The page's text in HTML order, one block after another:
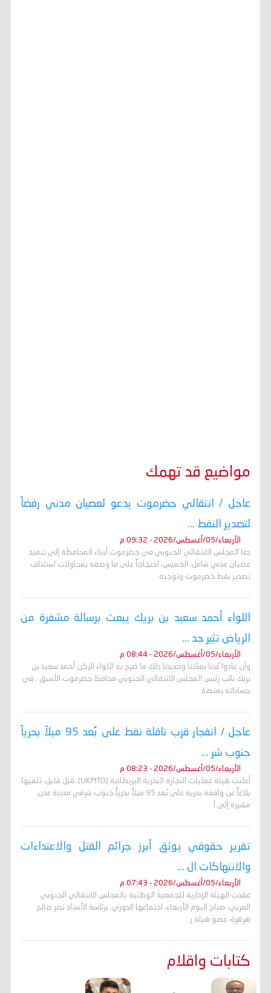
مواضيع قد تهمك
عاجل / انتقالي حضرموت يدعو لعصيان مدني رفضاً
لتصدير النفط ...
الأربعاء/05/أغسطس/2026 - 09:32 م
دعا المجلس الانتقالي الجنوبي في حضرموت أبناء المحافظة إلى تنفيذ
عصيان مدني شامل، الخميس، احتجاجاً على ما وصفه بمحاولات استئناف
تصدير نفط حضرموت وتوجيه
اللواء أحمد سعيد بن بريك يبعث برسالة مشفرة من
الرياض تثير جد ...
الأربعاء/05/أغسطس/2026 - 08:44 م
وأن عادوا عُدنا بعدّتنا وحديدنا ذلك ما صرح به اللواء الركن أحمد سعيد بن
بريك نائب رئيس المجلس الانتقالي الجنوبي محافظ حضرموت الأسبق ، في
حساباته بمنصة
عاجل / انفجار قرب ناقلة نفط على بُعد 95 ميلاً بحرياً
جنوب شر ...
الأربعاء/05/أغسطس/2026 - 08:23 م
أعلنت هيئة عمليات التجارة البحرية البريطانية (UKMTO)، قبل قليل، تلقيها
بلاغاً عن واقعة بحرية على بُعد 95 ميلاً بحرياً جنوب شرقي مدينة عدن،
مشيرة إلى أ
تقرير حقوقي يوثق أبرز جرائم القتل والاعتداءات
والانتهاكات ال ...
الأربعاء/05/أغسطس/2026 - 07:43 م
عقدت الهيئة الإدارية للجمعية الوطنية بالمجلس الانتقالي الجنوبي
العربي، صباح اليوم الأربعاء، اجتماعها الدوري، برئاسة الأستاذ نصر صالح
هرهرة، عضو هيئة ر
كتابات واقلام